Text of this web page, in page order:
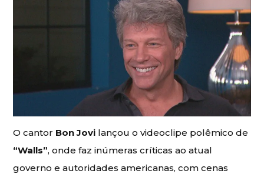
O cantor Bon Jovi lançou o videoclipe polêmico de
“Walls”, onde faz inúmeras críticas ao atual
governo e autoridades americanas, com cenas